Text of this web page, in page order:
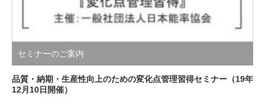
セミナーのご案内
品質・納期・生産性向上のための変化点管理習得セミナー（19年
12月10日開催）